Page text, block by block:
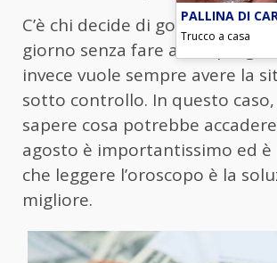
C’è chi decide di godersi la
giorno senza fare alcun
invece vuole sempre avere la
sotto controllo. In questo
sapere cosa potrebbe
agosto è importantissimo ed
che leggere l’oroscopo è la
migliore.
PALLINA DI
Trucco a casa